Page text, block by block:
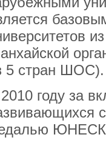
5 стран ШОС).
году за